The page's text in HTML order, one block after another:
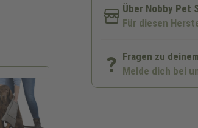
Über Nobby Pet
Für diesen
Fragen zu
Melde dich bei